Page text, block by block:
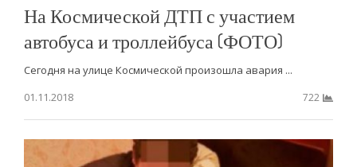
На Космической ДТП с участием
автобуса и троллейбуса (ФОТО)
Сегодня на улице Космической произошла авария ...
01.11.2018
722